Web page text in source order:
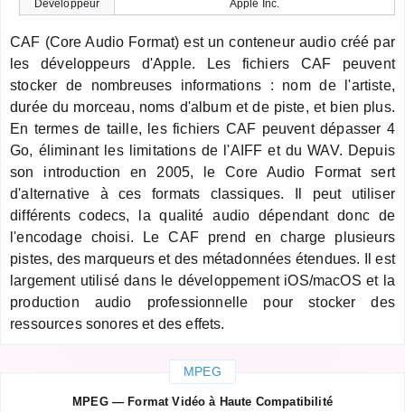
Développeur
Apple Inc.
CAF (Core Audio Format) est un conteneur audio créé par
les développeurs d'Apple. Les fichiers CAF peuvent
stocker de nombreuses informations : nom de l'artiste,
durée du morceau, noms d'album et de piste, et bien plus.
En termes de taille, les fichiers CAF peuvent dépasser 4
Go, éliminant les limitations de l'AIFF et du WAV. Depuis
son introduction en 2005, le Core Audio Format sert
d'alternative à ces formats classiques. Il peut utiliser
différents codecs, la qualité audio dépendant donc de
l'encodage choisi. Le CAF prend en charge plusieurs
pistes, des marqueurs et des métadonnées étendues. Il est
largement utilisé dans le développement iOS/macOS et la
production audio professionnelle pour stocker des
ressources sonores et des effets.
MPEG
MPEG — Format Vidéo à Haute Compatibilité